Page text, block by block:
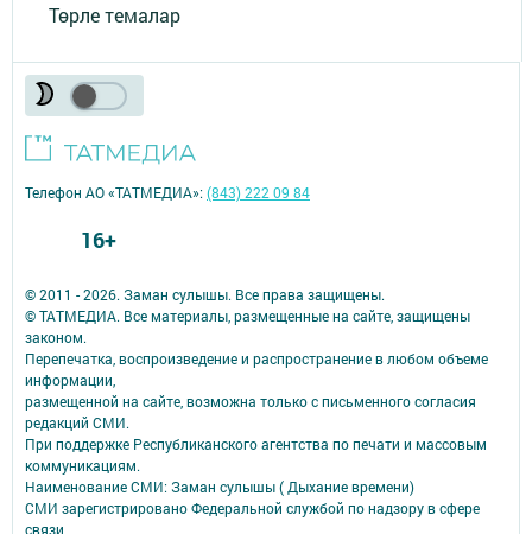
Төрле темалар
© 2011 - 2026. Заман сулышы. Все права защищены.
© ТАТМЕДИА. Все материалы, размещенные на сайте, защищены
законом.
Перепечатка, воспроизведение и распространение в любом объеме
информации,
размещенной на сайте, возможна только с письменного согласия
редакций СМИ.
При поддержке Республиканского агентства по печати и массовым
коммуникациям.
Наименование СМИ: Заман сулышы ( Дыхание времени)
СМИ зарегистрировано Федеральной службой по надзору в сфере
связи,
Телефон АО «ТАТМЕДИА»:(843) 222 09 84
16+